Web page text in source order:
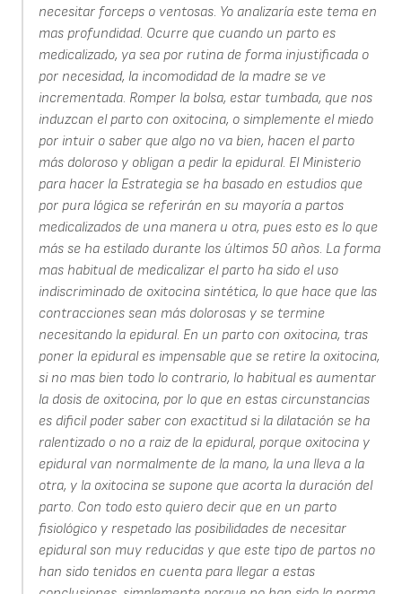
necesitar forceps o ventosas. Yo analizaría este tema en
mas profundidad. Ocurre que cuando un parto es
medicalizado, ya sea por rutina de forma injustificada o
por necesidad, la incomodidad de la madre se ve
incrementada. Romper la bolsa, estar tumbada, que nos
induzcan el parto con oxitocina, o simplemente el miedo
por intuir o saber que algo no va bien, hacen el parto
más doloroso y obligan a pedir la epidural. El Ministerio
para hacer la Estrategia se ha basado en estudios que
por pura lógica se referirán en su mayoría a partos
medicalizados de una manera u otra, pues esto es lo que
más se ha estilado durante los últimos 50 años. La forma
mas habitual de medicalizar el parto ha sido el uso
indiscriminado de oxitocina sintética, lo que hace que las
contracciones sean más dolorosas y se termine
necesitando la epidural. En un parto con oxitocina, tras
poner la epidural es impensable que se retire la oxitocina,
si no mas bien todo lo contrario, lo habitual es aumentar
la dosis de oxitocina, por lo que en estas circunstancias
es dificil poder saber con exactitud si la dilatación se ha
ralentizado o no a raiz de la epidural, porque oxitocina y
epidural van normalmente de la mano, la una lleva a la
otra, y la oxitocina se supone que acorta la duración del
parto. Con todo esto quiero decir que en un parto
fisiológico y respetado las posibilidades de necesitar
epidural son muy reducidas y que este tipo de partos no
han sido tenidos en cuenta para llegar a estas